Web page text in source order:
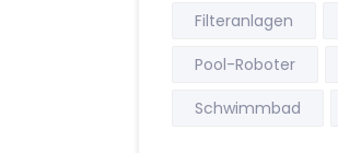
Filteranlagen
Pool-Roboter
Schwimmbad